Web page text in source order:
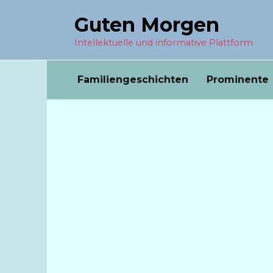
Guten Morgen
Intellektuelle und informative Plattform
Familiengeschichten Prominente